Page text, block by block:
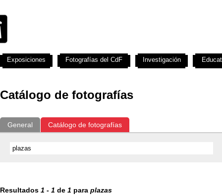
Catálogo de fotografías
General Catálogo de fotografías
Resultados 1 - 1 de 1 para plazas
Exposiciones Fotografías del CdF Investigación